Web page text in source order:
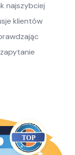
najszybciej
klientów